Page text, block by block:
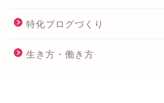
特化ブログづくり
生き方・働き方